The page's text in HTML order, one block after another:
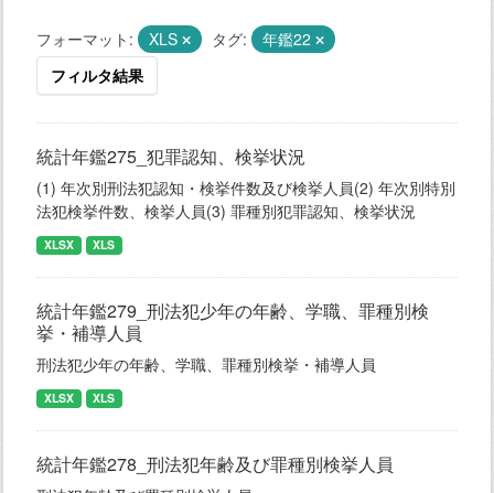
フォーマット: XLS タグ:
年鑑22
フィルタ結果
統計年鑑275_犯罪認知、検挙状況
(1) 年次別刑法犯認知・検挙件数及び検挙人員(2) 年次別特別
法犯検挙件数、検挙人員(3) 罪種別犯罪認知、検挙状況
XLSX XLS
統計年鑑279_刑法犯少年の年齢、学職、罪種別検
挙・補導人員
刑法犯少年の年齢、学職、罪種別検挙・補導人員
XLSX XLS
統計年鑑278_刑法犯年齢及び罪種別検挙人員